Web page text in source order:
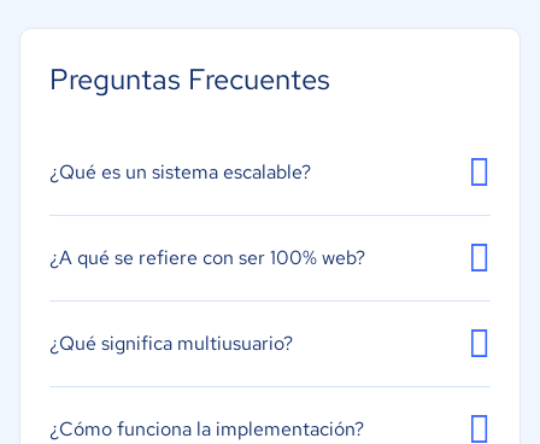
Gestión de órdenes de compra
Creación de informes/análisis
Gestión de la distribución
Preguntas Frecuentes
¿Qué es un sistema escalable?
¿A qué se refiere con ser 100% web?
¿Qué significa multiusuario?
¿Cómo funciona la implementación?